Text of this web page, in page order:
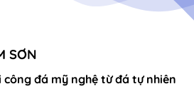
SƠN
công đá mỹ nghệ từ đá tự nhiên